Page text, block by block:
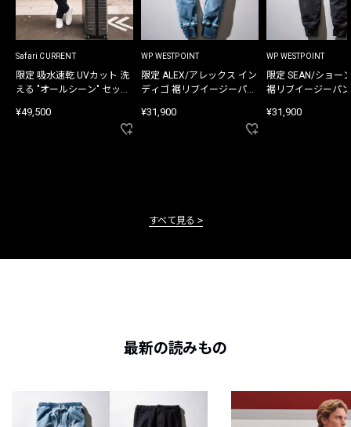
Safari CURRENT
限定 吸水速乾 UVカット 洗
える "オールシーン" セット
¥49,500
WP WESTPOINT
限定 ALEX/アレックス イン
ディゴ 裾リブイージーパン
¥31,900
WP WESTPOINT
限定 SEAN/ショー
裾リブイージーパ
¥31,900
すべて見る
最新の読みもの